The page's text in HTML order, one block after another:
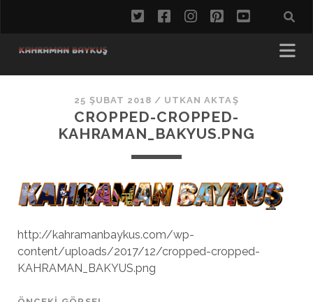
twitterfacebookinstagram
pinterest
youtube
25 ŞUBAT 2018 / UTKAN AKTAŞ
CROPPED-CROPPED-
KAHRAMAN_BAKYUS.PNG
http://kahramanbaykus.com/wp-
content/uploads/2017/12/cropped-cropped-
KAHRAMAN_BAKYUS.png